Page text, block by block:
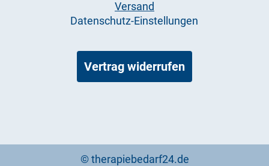
Versand
Datenschutz-Einstellungen
Vertrag widerrufen
© therapiebedarf24.de